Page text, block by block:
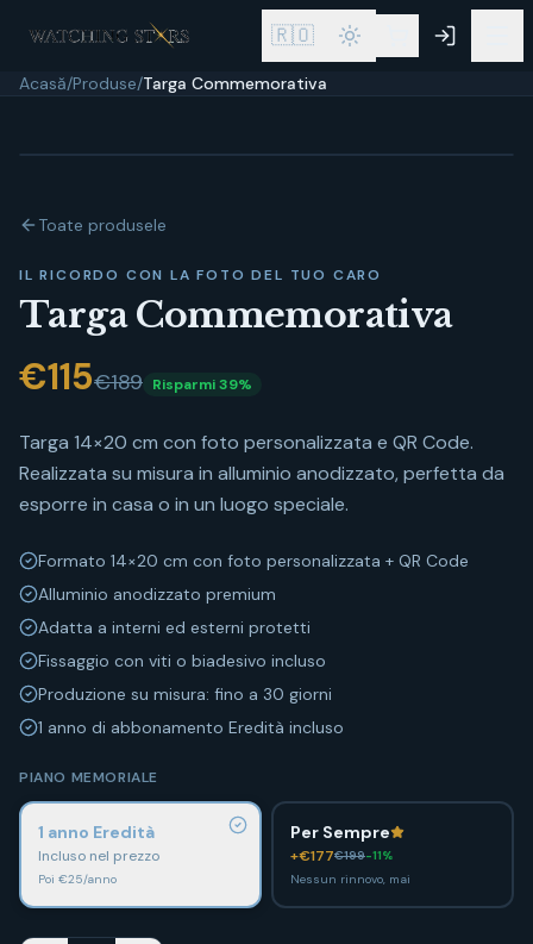
🇷🇴
Acasă/Produse/Targa Commemorativa
Toate produsele
IL RICORDO CON LA FOTO DEL TUO CARO
Targa Commemorativa
€115€189 Risparmi39%
Targa 14×20 cm con foto personalizzata e QR Code.
Realizzata su misura in alluminio anodizzato, perfetta da
esporre in casa o in un luogo speciale.
Formato 14×20 cm con foto personalizzata + QR Code
Alluminio anodizzato premium
Adatta a interni ed esterni protetti
Fissaggio con viti o biadesivo incluso
Produzione su misura: fino a 30 giorni
1 anno di abbonamento Eredità incluso
PIANO MEMORIALE
1 anno Eredità
Incluso nel prezzo
Poi €25/anno
Per Sempre
+€177€199-11%
Nessun rinnovo, mai